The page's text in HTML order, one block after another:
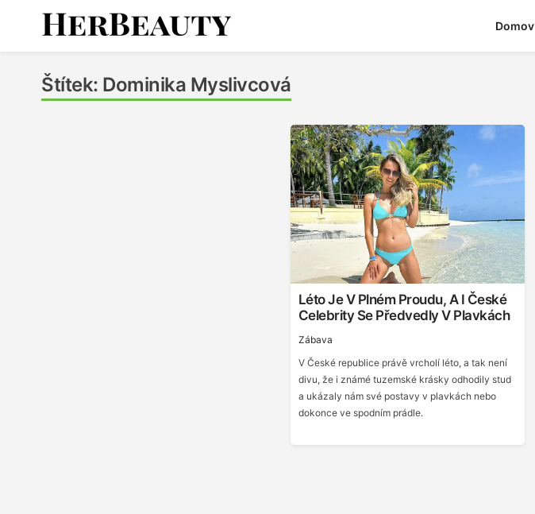
Domov
Štítek: Dominika Myslivcová
Léto Je V Plném Proudu, A I České
Celebrity Se Předvedly V Plavkách
Zábava
V České republice právě vrcholí léto, a tak není
divu, že i známé tuzemské krásky odhodily stud
a ukázaly nám své postavy v plavkách nebo
dokonce ve spodním prádle.